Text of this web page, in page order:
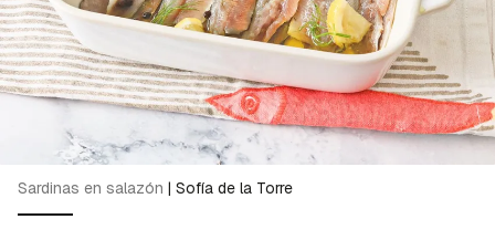
Sardinas en salazón | Sofía de la Torre